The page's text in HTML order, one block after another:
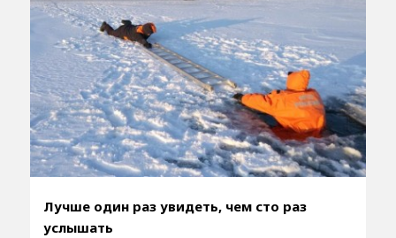
Лучше один раз увидеть, чем сто раз
услышать